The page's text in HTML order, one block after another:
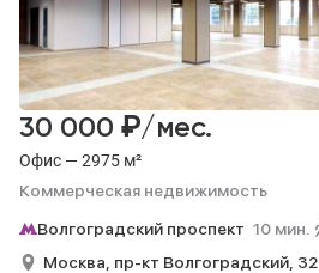
Офис — 2975 м²
Коммерческая недвижимость
30 000 ₽/мес.
Волгоградский проспект 10 мин.
Москва, пр-кт Волгоградский, 32